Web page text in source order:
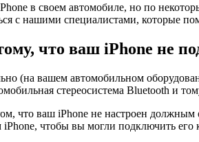
в своем автомобиле, но по
с нашими специалистами, которые
что ваш iPhone не
(на вашем автомобильном
стереосистема Bluetooth и
что ваш iPhone не настроен
чтобы вы могли подключить его